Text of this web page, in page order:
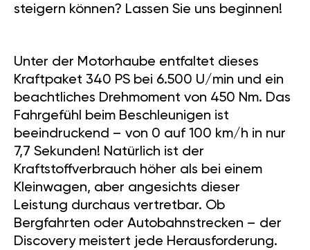
steigern können? Lassen Sie uns beginnen!
Unter der Motorhaube entfaltet dieses
Kraftpaket 340 PS bei 6.500 U/min und ein
beachtliches Drehmoment von 450 Nm. Das
Fahrgefühl beim Beschleunigen ist
beeindruckend – von 0 auf 100 km/h in nur
7,7 Sekunden! Natürlich ist der
Kraftstoffverbrauch höher als bei einem
Kleinwagen, aber angesichts dieser
Leistung durchaus vertretbar. Ob
Bergfahrten oder Autobahnstrecken – der
Discovery meistert jede Herausforderung.